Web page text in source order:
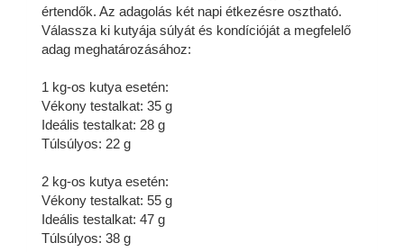
értendők. Az adagolás két napi étkezésre osztható.
Válassza ki kutyája súlyát és kondícióját a megfelelő
adag meghatározásához:
1 kg-os kutya esetén:
Vékony testalkat: 35 g
Ideális testalkat: 28 g
Túlsúlyos: 22 g
2 kg-os kutya esetén:
Vékony testalkat: 55 g
Ideális testalkat: 47 g
Túlsúlyos: 38 g